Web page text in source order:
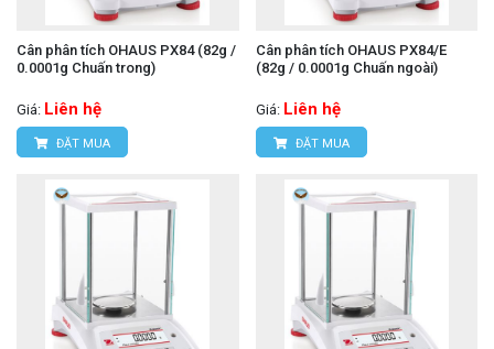
Cân phân tích OHAUS PX84 (82g /
0.0001g Chuấn trong)
Giá: Liên hệ
ĐẶT MUA
Cân phân tích OHAUS PX84/E
(82g / 0.0001g Chuấn ngoài)
Giá: Liên hệ
ĐẶT MUA